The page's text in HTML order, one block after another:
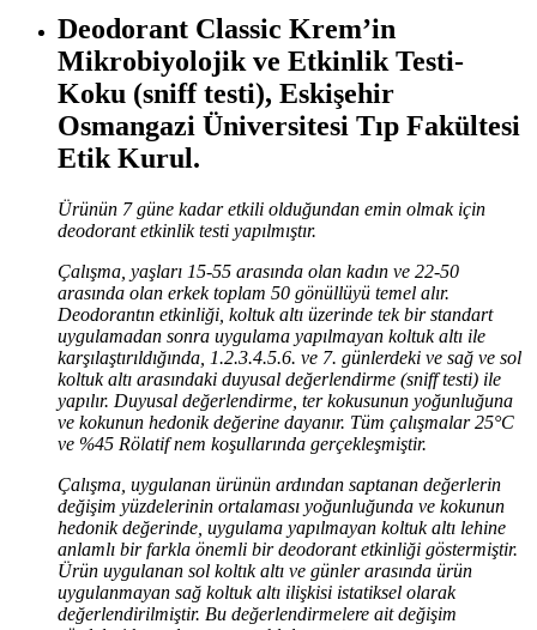
Deodorant Classic Krem’in
Mikrobiyolojik ve Etkinlik Testi-
Koku (sniff testi), Eskişehir
Osmangazi Üniversitesi Tıp Fakültesi
Etik Kurul.
Ürünün 7 güne kadar etkili olduğundan emin olmak için
deodorant etkinlik testi yapılmıştır.
Çalışma, yaşları 15-55 arasında olan kadın ve 22-50
arasında olan erkek toplam 50 gönüllüyü temel alır.
Deodorantın etkinliği, koltuk altı üzerinde tek bir standart
uygulamadan sonra uygulama yapılmayan koltuk altı ile
karşılaştırıldığında, 1.2.3.4.5.6. ve 7. günlerdeki ve sağ ve sol
koltuk altı arasındaki duyusal değerlendirme (sniff testi) ile
yapılır. Duyusal değerlendirme, ter kokusunun yoğunluğuna
ve kokunun hedonik değerine dayanır. Tüm çalışmalar 25°C
ve %45 Rölatif nem koşullarında gerçekleşmiştir.
Çalışma, uygulanan ürünün ardından saptanan değerlerin
değişim yüzdelerinin ortalaması yoğunluğunda ve kokunun
hedonik değerinde, uygulama yapılmayan koltuk altı lehine
anlamlı bir farkla önemli bir deodorant etkinliği göstermiştir.
Ürün uygulanan sol koltık altı ve günler arasında ürün
uygulanmayan sağ koltuk altı ilişkisi istatiksel olarak
değerlendirilmiştir. Bu değerlendirmelere ait değişim